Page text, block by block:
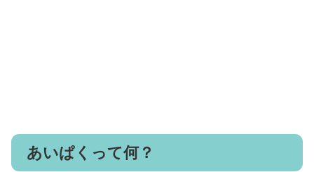
あいぱくって何？